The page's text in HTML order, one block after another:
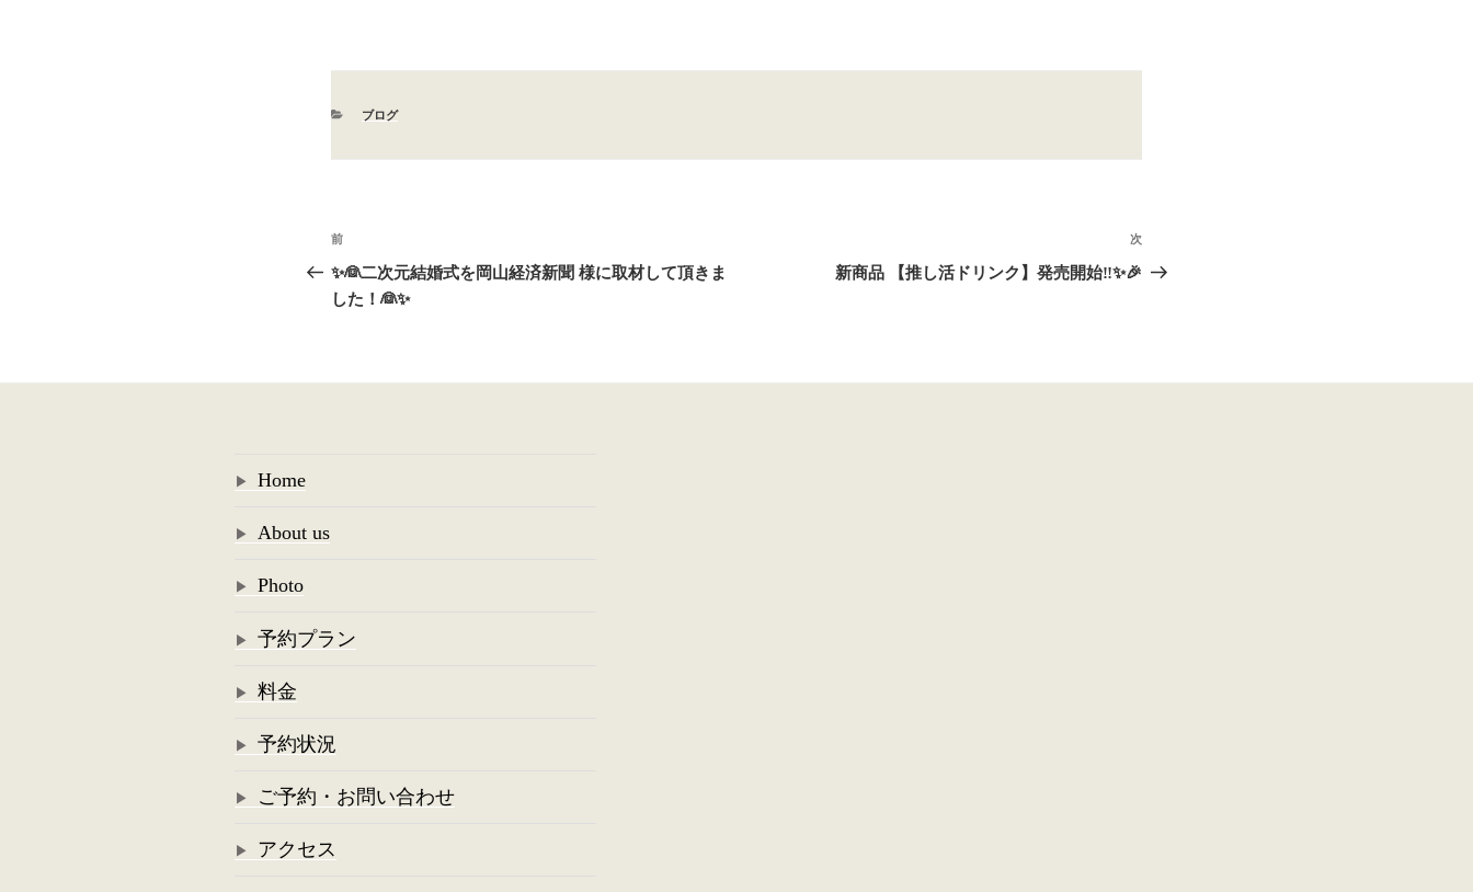
カ
ブログ
投
稿
ナ
ゲ
前
の
投
前
✨👰二次元結婚式を岡山経済新聞 様に取材して頂きま
した！👰✨
次
の
次
新商品 【推し活ドリンク】発売開始‼✨🎉
Home
About us
Photo
予約プラン
料金
予約状況
ご予約・お問い合わせ
アクセス